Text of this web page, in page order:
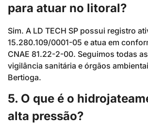
para atuar no litoral?
Sim. A LD TECH SP possui registro
15.280.109/0001-05 e atua em
CNAE 81.22-2-00. Seguimos todas
vigilância sanitária e órgãos
Bertioga.
5. O que é o
alta pressão?